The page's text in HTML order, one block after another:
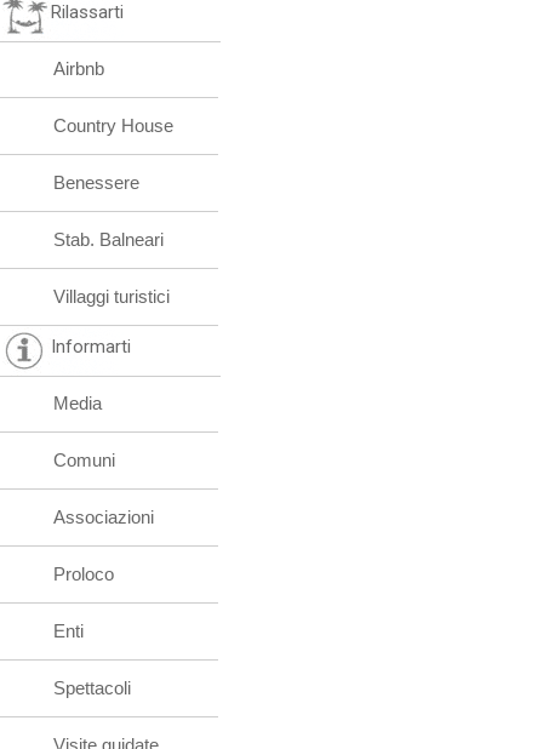
Rilassarti
Airbnb
Country House
Benessere
Stab. Balneari
Villaggi turistici
Informarti
Media
Comuni
Associazioni
Proloco
Enti
Spettacoli
Visite guidate